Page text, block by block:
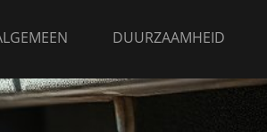
DUURZAAMHEID